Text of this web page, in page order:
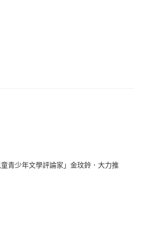
青少年文學評論家」金玟鈴．大力推